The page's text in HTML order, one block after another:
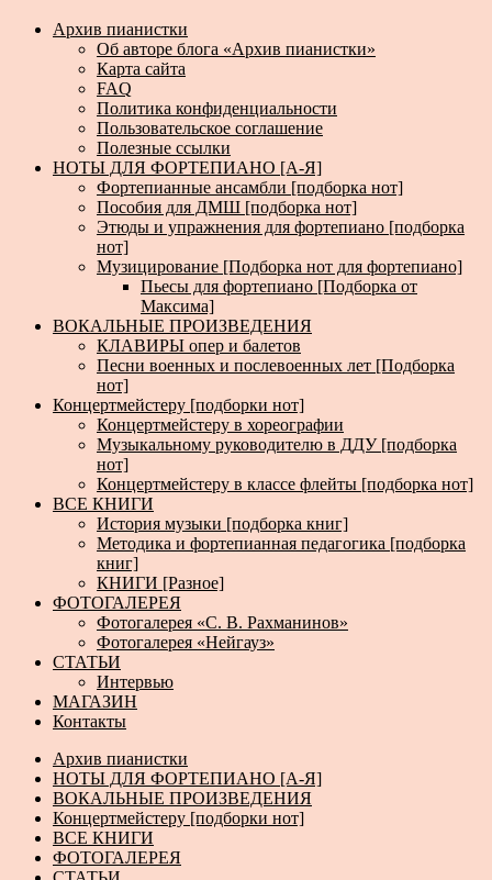
Архив пианистки
Об авторе блога «Архив пианистки»
Карта сайта
FAQ
Политика конфиденциальности
Пользовательское соглашение
Полезные ссылки
НОТЫ ДЛЯ ФОРТЕПИАНО [А-Я]
Фортепианные ансамбли [подборка нот]
Пособия для ДМШ [подборка нот]
Этюды и упражнения для фортепиано [подборка
нот]
Музицирование [Подборка нот для фортепиано]
Пьесы для фортепиано [Подборка от
Максима]
ВОКАЛЬНЫЕ ПРОИЗВЕДЕНИЯ
КЛАВИРЫ опер и балетов
Песни военных и послевоенных лет [Подборка
нот]
Концертмейстеру [подборки нот]
Концертмейстеру в хореографии
Музыкальному руководителю в ДДУ [подборка
нот]
Концертмейстеру в классе флейты [подборка нот]
ВСЕ КНИГИ
История музыки [подборка книг]
Методика и фортепианная педагогика [подборка
книг]
КНИГИ [Разное]
ФОТОГАЛЕРЕЯ
Фотогалерея «С. В. Рахманинов»
Фотогалерея «Нейгауз»
СТАТЬИ
Интервью
МАГАЗИН
Контакты
Архив пианистки
НОТЫ ДЛЯ ФОРТЕПИАНО [А-Я]
ВОКАЛЬНЫЕ ПРОИЗВЕДЕНИЯ
Концертмейстеру [подборки нот]
ВСЕ КНИГИ
ФОТОГАЛЕРЕЯ